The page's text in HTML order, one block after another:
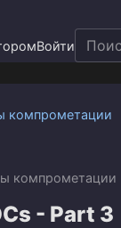
Войти Search
for:
компрометации
компрометации
- Part 3